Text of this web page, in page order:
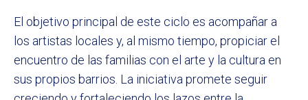
El objetivo principal de este ciclo es acompañar a
los artistas locales y, al mismo tiempo, propiciar el
encuentro de las familias con el arte y la cultura en
sus propios barrios. La iniciativa promete seguir